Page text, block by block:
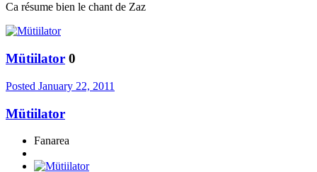
Ca résume bien le chant de Zaz
Mütiilator 0
Posted January 22, 2011
Mütiilator
Fanarea